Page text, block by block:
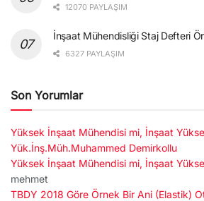
12070 PAYLAŞIM
İnşaat Mühendisliği Staj Defteri
6327 PAYLAŞIM
Son Yorumlar
Yüksek İnşaat Mühendisi mi, İnşaat
Yük.İnş.Müh.Muhammed Demirkollu
Yüksek İnşaat Mühendisi mi, İnşaat
mehmet
TBDY 2018 Göre Örnek Bir Ani (Elastik)